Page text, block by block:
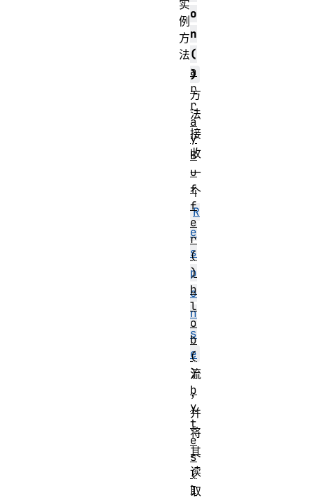
o
n
(
)
方
法
接
收
一
个
R
e
s
p
o
n
s
e
流
，
并
将
其
读
取
实
例
方
法
a
r
r
a
y
B
u
f
f
e
r
(
)
b
l
o
b
(
)
b
y
t
e
s
(
)